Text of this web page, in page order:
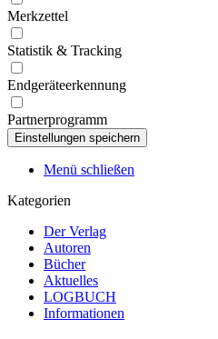
Merkzettel
Statistik & Tracking
Endgeräteerkennung
Partnerprogramm
Menü schließen
Kategorien
Der Verlag
Autoren
Bücher
Aktuelles
LOGBUCH
Informationen